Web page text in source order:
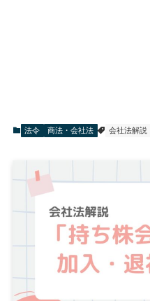
法令 商法・会社法 会社法解説